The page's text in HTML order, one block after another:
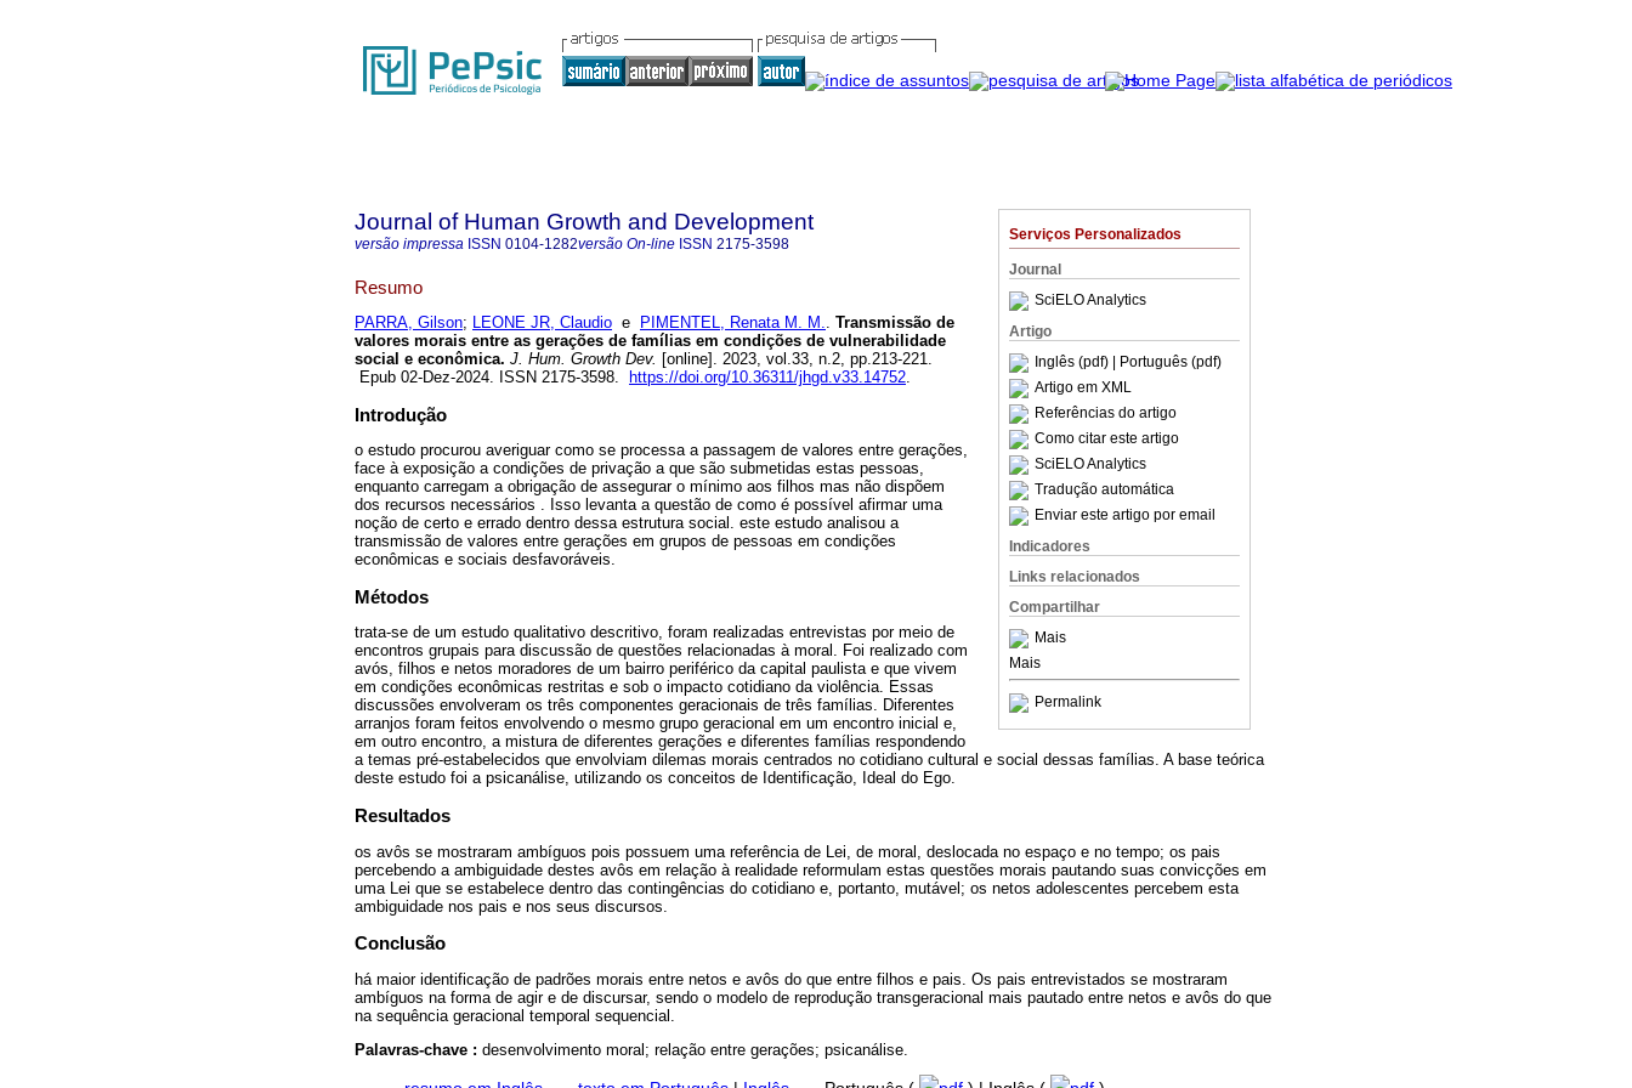
Serviços Personalizados
Journal
SciELO Analytics
Artigo
Inglês (pdf)
| Português (pdf)
Artigo em XML
Referências do artigo
Como citar este artigo
SciELO Analytics
Tradução automática
Enviar este artigo por email
Indicadores
Links relacionados
Compartilhar
Mais
Mais
Permalink
Journal of Human Growth and Development
versão impressa ISSN 0104-1282versão On-line ISSN 2175-3598
Resumo
PARRA, Gilson; LEONE JR, Claudio e PIMENTEL, Renata M. M.. Transmissão de
valores morais entre as gerações de famílias em condições de vulnerabilidade
social e econômica. J. Hum. Growth Dev. [online]. 2023, vol.33, n.2, pp.213-221.
Epub 02-Dez-2024. ISSN 2175-3598.
https://doi.org/10.36311/jhgd.v33.14752.
Introdução
o estudo procurou averiguar como se processa a passagem de valores entre gerações,
face à exposição a condições de privação a que são submetidas estas pessoas,
enquanto carregam a obrigação de assegurar o mínimo aos filhos mas não dispõem
dos recursos necessários . Isso levanta a questão de como é possível afirmar uma
noção de certo e errado dentro dessa estrutura social. este estudo analisou a
transmissão de valores entre gerações em grupos de pessoas em condições
econômicas e sociais desfavoráveis.
Métodos
trata-se de um estudo qualitativo descritivo, foram realizadas entrevistas por meio de
encontros grupais para discussão de questões relacionadas à moral. Foi realizado com
avós, filhos e netos moradores de um bairro periférico da capital paulista e que vivem
em condições econômicas restritas e sob o impacto cotidiano da violência. Essas
discussões envolveram os três componentes geracionais de três famílias. Diferentes
arranjos foram feitos envolvendo o mesmo grupo geracional em um encontro inicial e,
em outro encontro, a mistura de diferentes gerações e diferentes famílias respondendo
a temas pré-estabelecidos que envolviam dilemas morais centrados no cotidiano cultural e social dessas famílias. A base teórica
deste estudo foi a psicanálise, utilizando os conceitos de Identificação, Ideal do Ego.
Resultados
os avôs se mostraram ambíguos pois possuem uma referência de Lei, de moral, deslocada no espaço e no tempo; os pais
percebendo a ambiguidade destes avôs em relação à realidade reformulam estas questões morais pautando suas convicções em
uma Lei que se estabelece dentro das contingências do cotidiano e, portanto, mutável; os netos adolescentes percebem esta
ambiguidade nos pais e nos seus discursos.
Conclusão
há maior identificação de padrões morais entre netos e avôs do que entre filhos e pais. Os pais entrevistados se mostraram
ambíguos na forma de agir e de discursar, sendo o modelo de reprodução transgeracional mais pautado entre netos e avôs do que
na sequência geracional temporal sequencial.
Palavras-chave : desenvolvimento moral; relação entre gerações; psicanálise.